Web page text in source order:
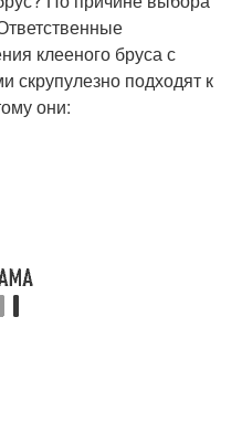
клееного бруса с
скрупулезно подходят к
они: